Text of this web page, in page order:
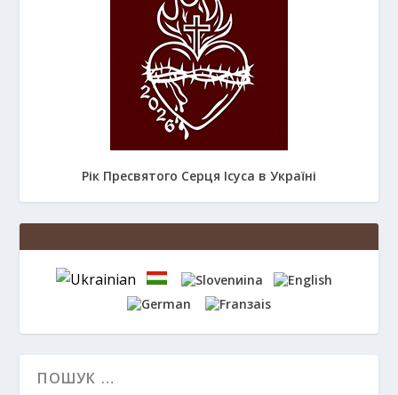
Рік Пресвятого Серця Ісуса в Україні